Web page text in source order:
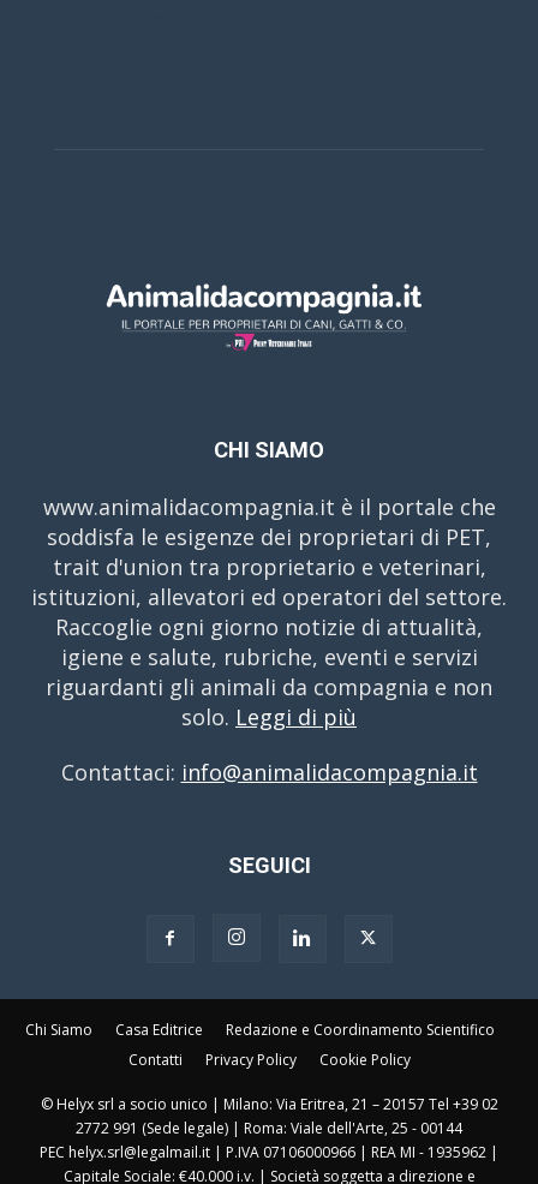
CHI SIAMO
www.animalidacompagnia.it è il portale che
soddisfa le esigenze dei proprietari di PET,
trait d'union tra proprietario e veterinari,
istituzioni, allevatori ed operatori del settore.
Raccoglie ogni giorno notizie di attualità,
igiene e salute, rubriche, eventi e servizi
riguardanti gli animali da compagnia e non
solo. Leggi di più
Contattaci: info@animalidacompagnia.it
SEGUICI
Chi Siamo Casa Editrice
Redazione e Coordinamento Scientifico
Contatti
Privacy Policy Cookie Policy
© Helyx srl a socio unico | Milano: Via Eritrea, 21 – 20157 Tel +39 02
2772 991 (Sede legale) | Roma: Viale dell'Arte, 25 - 00144
PEC helyx.srl@legalmail.it | P.IVA 07106000966 | REA MI - 1935962 |
Capitale Sociale: €40.000 i.v. | Società soggetta a direzione e